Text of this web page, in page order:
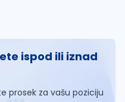
ispod ili iznad
prosek za vašu poziciju